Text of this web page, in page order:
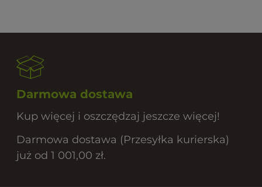
Darmowa dostawa
Kup więcej i oszczędzaj jeszcze więcej!
Darmowa dostawa (Przesyłka kurierska)
już od 1 001,00 zł.